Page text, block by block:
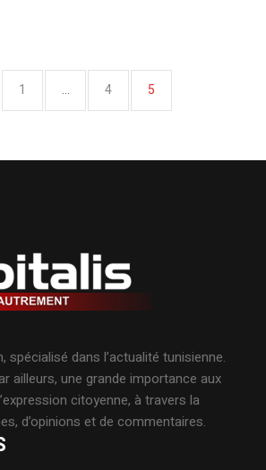
1 … 4 5
spécialisé dans l’actualité tunisienne.
ailleurs, une grande importance aux
citoyenne, à travers la
d’opinions et de commentaires.